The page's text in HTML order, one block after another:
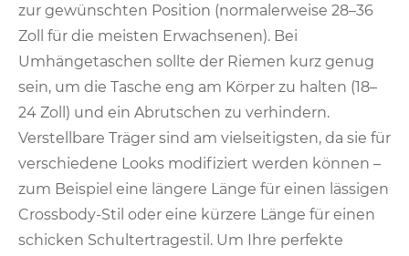
zur gewünschten Position (normalerweise 28–36
Zoll für die meisten Erwachsenen). Bei
Umhängetaschen sollte der Riemen kurz genug
sein, um die Tasche eng am Körper zu halten (18–
24 Zoll) und ein Abrutschen zu verhindern.
Verstellbare Träger sind am vielseitigsten, da sie für
verschiedene Looks modifiziert werden können –
zum Beispiel eine längere Länge für einen lässigen
Crossbody-Stil oder eine kürzere Länge für einen
schicken Schultertragestil. Um Ihre perfekte